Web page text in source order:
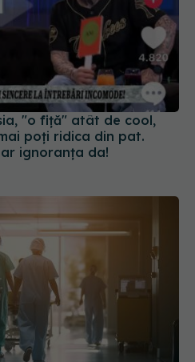
"o fiță" atât de cool,
poți ridica din pat.
ignoranța da!